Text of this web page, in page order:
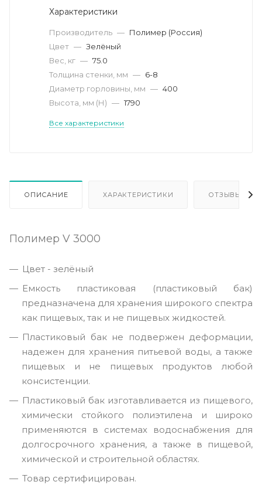
Характеристики
Производитель — Полимер (Россия)
Цвет — Зелёный
Вес, кг — 75.0
Толщина стенки, мм — 6-8
Диаметр горловины, мм — 400
Высота, мм (Н) — 1790
Все характеристики
ОПИСАНИЕ ХАРАКТЕРИСТИКИ ОТЗЫВЫ
Полимер V 3000
Цвет - зелёный
Емкость пластиковая (пластиковый бак)
предназначена для хранения широкого спектра
как пищевых, так и не пищевых жидкостей.
Пластиковый бак не подвержен деформации,
надежен для хранения питьевой воды, а также
пищевых и не пищевых продуктов любой
консистенции.
Пластиковый бак изготавливается из пищевого,
химически стойкого полиэтилена и широко
применяются в системах водоснабжения для
долгосрочного хранения, а также в пищевой,
химической и строительной областях.
Товар сертифицирован.